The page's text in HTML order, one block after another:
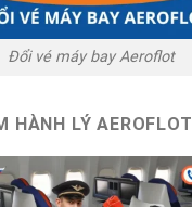
Đổi vé máy bay Aeroflot
HÀNH LÝ AEROFLOT